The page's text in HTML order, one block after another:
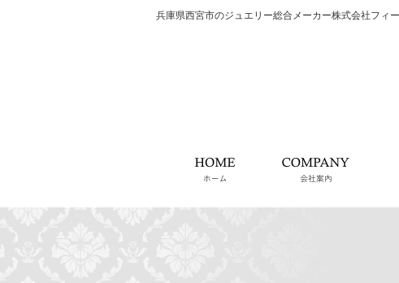
兵庫県西宮市のジュエリー総合メーカー株式会社フィ
ホーム